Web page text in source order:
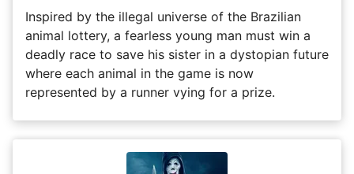
Inspired by the illegal universe of the Brazilian
animal lottery, a fearless young man must win a
deadly race to save his sister in a dystopian future
where each animal in the game is now
represented by a runner vying for a prize.